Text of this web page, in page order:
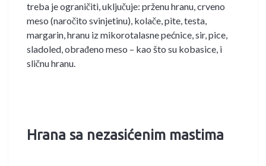
treba je ograničiti, uključuje: prženu hranu, crveno
meso (naročito svinjetinu), kolače, pite, testa,
margarin, hranu iz mikorotalasne pećnice, sir, pice,
sladoled, obrađeno meso – kao što su kobasice, i
sličnu hranu.
Hrana sa nezasićenim mastima